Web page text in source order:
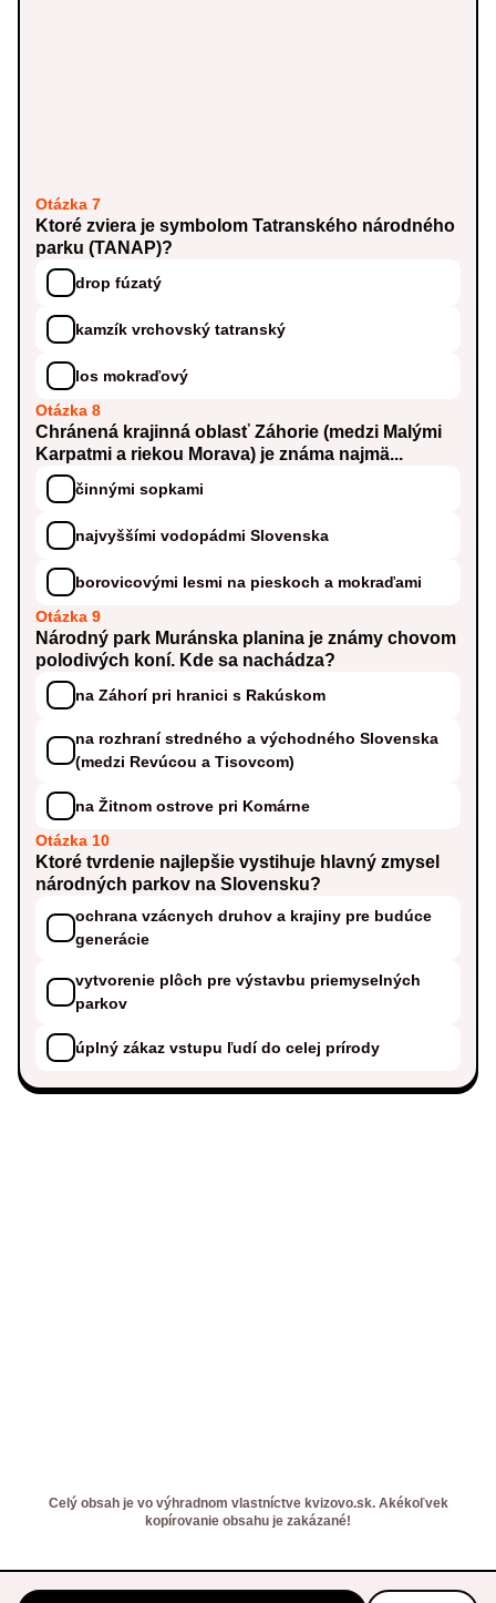
Otázka 7
Ktoré zviera je symbolom Tatranského národného
parku (TANAP)?
drop fúzatý
kamzík vrchovský tatranský
los mokraďový
Otázka 8
Chránená krajinná oblasť Záhorie (medzi Malými
Karpatmi a riekou Morava) je známa najmä...
činnými sopkami
najvyššími vodopádmi Slovenska
borovicovými lesmi na pieskoch a mokraďami
Otázka 9
Národný park Muránska planina je známy chovom
polodivých koní. Kde sa nachádza?
na Záhorí pri hranici s Rakúskom
na rozhraní stredného a východného Slovenska
(medzi Revúcou a Tisovcom)
na Žitnom ostrove pri Komárne
Otázka 10
Ktoré tvrdenie najlepšie vystihuje hlavný zmysel
národných parkov na Slovensku?
ochrana vzácnych druhov a krajiny pre budúce
generácie
vytvorenie plôch pre výstavbu priemyselných
parkov
úplný zákaz vstupu ľudí do celej prírody
Celý obsah je vo výhradnom vlastníctve kvizovo.sk. Akékoľvek
kopírovanie obsahu je zakázané!